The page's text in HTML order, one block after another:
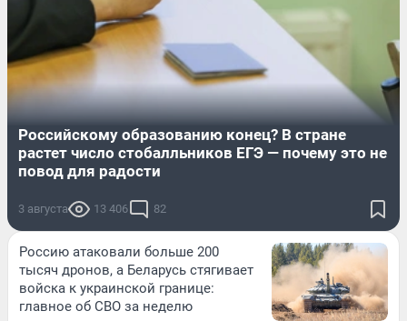
Российскому образованию конец? В стране
растет число стобалльников ЕГЭ — почему это не
повод для радости
3 августа 13 406 82
Россию атаковали больше 200
тысяч дронов, а Беларусь стягивает
войска к украинской границе:
главное об СВО за неделю